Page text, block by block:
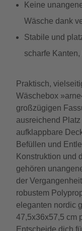
Keine
Wäsche dank
Stabile und
scharfe
Praktisch,
Wäschebox
großzügigen
ausreichend
aufklappbare
Befüllen und
Konstruktion und
gehören
der
robustem
eleganten nordic
47,5x36x57,5 cm
Entscheide dich